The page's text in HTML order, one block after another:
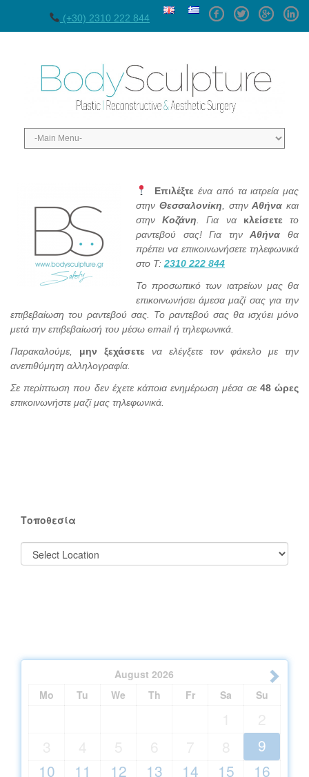
(+30) 2310 222 844
FacebookTwitterGPlus
Επιλέξτε ένα από τα ιατρεία μας
στην Θεσσαλονίκη , στηνΑθήνα και
στηνΚοζάνη . Για να κλείσετε το
ραντεβού σας! Για τηνΑθήνα θα
πρέπει να επικοινωνήσετε τηλεφωνικά
στο Τ: 2310 222 844
Το προσωπικό των ιατρείων μας θα
επικοινωνήσει άμεσα μαζί σας για την
επιβεβαίωση του ραντεβού σας. Το ραντεβού σας θα ισχύει μόνο
μετά την επιβεβαίωσή του μέσω email ή τηλεφωνικά.
Παρακαλούμε, μην ξεχάσετε να ελέγξετε τον φάκελο με την
ανεπιθύμητη αλληλογραφία.
Σε περίπτωση που δεν έχετε κάποια ενημέρωση μέσα σε 48 ώρες
επικοινωνήστε μαζί μας τηλεφωνικά.
Τοποθεσία
August 2026
Mo
Tu We Th Fr Sa Su
9
10
11 12 13 14 15
16